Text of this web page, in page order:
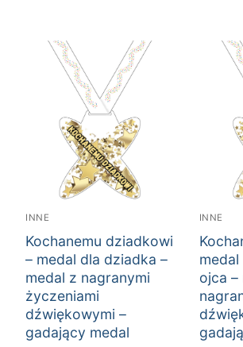
INNE
Kochanemu dziadkowi
– medal dla dziadka –
medal z nagranymi
życzeniami
dźwiękowymi –
gadający medal
INNE
ojca –